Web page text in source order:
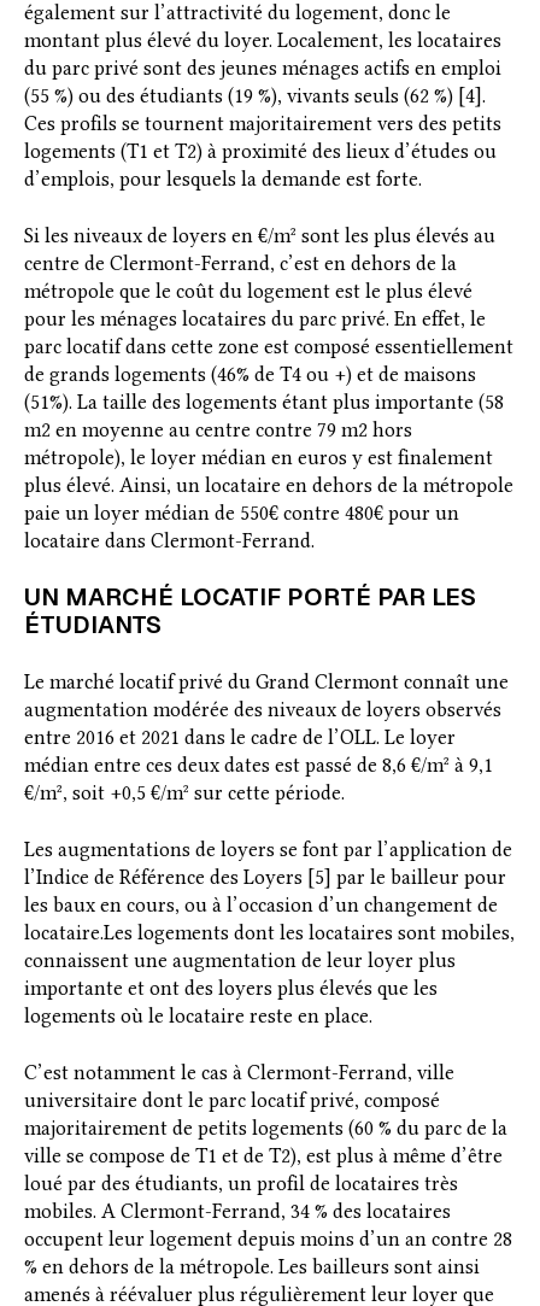
également sur l’attractivité du logement, donc le
montant plus élevé du loyer. Localement, les locataires
du parc privé sont des jeunes ménages actifs en emploi
(55 %) ou des étudiants (19 %), vivants seuls (62 %) [4].
Ces profils se tournent majoritairement vers des petits
logements (T1 et T2) à proximité des lieux d’études ou
d’emplois, pour lesquels la demande est forte.
Si les niveaux de loyers en €/m² sont les plus élevés au
centre de Clermont-Ferrand, c’est en dehors de la
métropole que le coût du logement est le plus élevé
pour les ménages locataires du parc privé. En effet, le
parc locatif dans cette zone est composé essentiellement
de grands logements (46% de T4 ou +) et de maisons
(51%). La taille des logements étant plus importante (58
m2 en moyenne au centre contre 79 m2 hors
métropole), le loyer médian en euros y est finalement
plus élevé. Ainsi, un locataire en dehors de la métropole
paie un loyer médian de 550€ contre 480€ pour un
locataire dans Clermont-Ferrand.
UN MARCHÉ LOCATIF PORTÉ PAR LES
ÉTUDIANTS
Le marché locatif privé du Grand Clermont connaît une
augmentation modérée des niveaux de loyers observés
entre 2016 et 2021 dans le cadre de l’OLL. Le loyer
médian entre ces deux dates est passé de 8,6 €/m² à 9,1
€/m², soit +0,5 €/m² sur cette période.
Les augmentations de loyers se font par l’application de
l’Indice de Référence des Loyers [5] par le bailleur pour
les baux en cours, ou à l’occasion d’un changement de
locataire.Les logements dont les locataires sont mobiles,
connaissent une augmentation de leur loyer plus
importante et ont des loyers plus élevés que les
logements où le locataire reste en place.
C’est notamment le cas à Clermont-Ferrand, ville
universitaire dont le parc locatif privé, composé
majoritairement de petits logements (60 % du parc de la
ville se compose de T1 et de T2), est plus à même d’être
loué par des étudiants, un profil de locataires très
mobiles. A Clermont-Ferrand, 34 % des locataires
occupent leur logement depuis moins d’un an contre 28
% en dehors de la métropole. Les bailleurs sont ainsi
amenés à réévaluer plus régulièrement leur loyer que